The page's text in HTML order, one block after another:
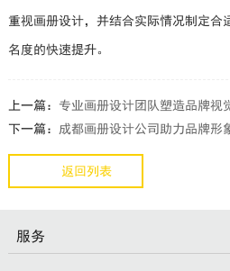
重视画册设计，并结合实际情况制定合
名度的快速提升。
上一篇： 专业画册设计团队塑造品牌视
下一篇： 成都画册设计公司助力品牌形
返回列表
服务